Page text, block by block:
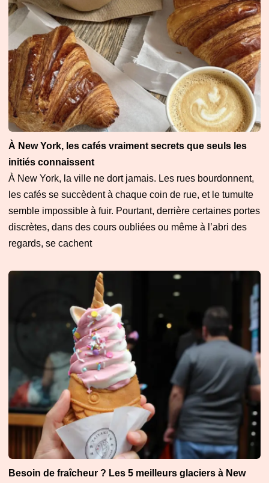
À New York, les cafés vraiment secrets que seuls les
initiés connaissent
À New York, la ville ne dort jamais. Les rues bourdonnent,
les cafés se succèdent à chaque coin de rue, et le tumulte
semble impossible à fuir. Pourtant, derrière certaines portes
discrètes, dans des cours oubliées ou même à l’abri des
regards, se cachent
Besoin de fraîcheur ? Les 5 meilleurs glaciers à New